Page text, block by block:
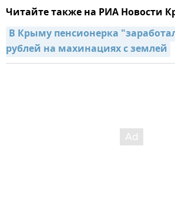
Читайте также на РИА Новости
В Крыму пенсионерка
рублей на махинациях с землей